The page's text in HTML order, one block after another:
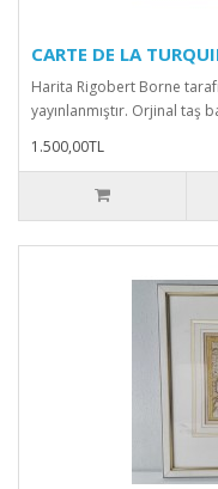
CARTE DE LA
Harita Rigobert Borne
yayınlanmıştır. Orjinal taş
1.500,00TL